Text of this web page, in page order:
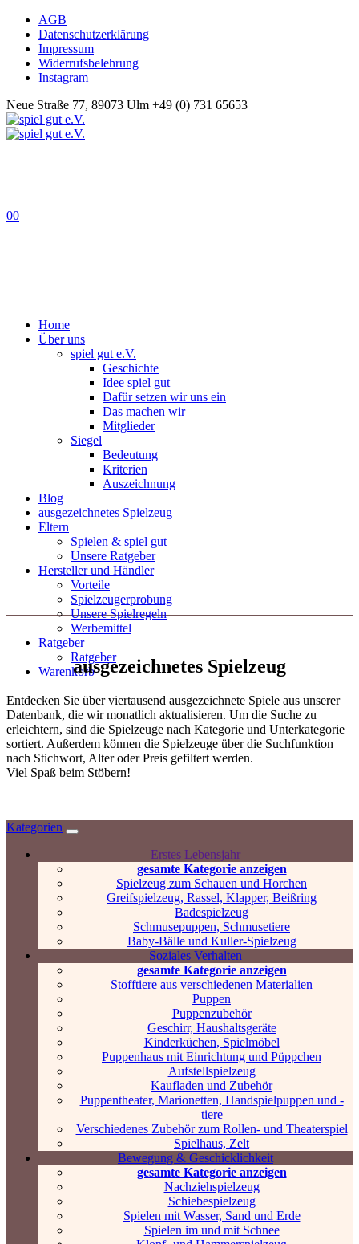
AGB
Datenschutzerklärung
Impressum
Widerrufsbelehrung
Instagram
Neue Straße 77, 89073 Ulm +49 (0) 731 65653
00
Home
Über uns
spiel gut e.V.
Geschichte
Idee spiel gut
Dafür setzen wir uns ein
Das machen wir
Mitglieder
Siegel
Bedeutung
Kriterien
Auszeichnung
Blog
ausgezeichnetes Spielzeug
Eltern
Spielen & spiel gut
Unsere Ratgeber
Hersteller und Händler
Vorteile
Spielzeugerprobung
Unsere Spielregeln
Werbemittel
Ratgeber
Ratgeber
Warenkorbausgezeichnetes Spielzeug
Entdecken Sie über viertausend ausgezeichnete Spiele aus unserer
Datenbank, die wir monatlich aktualisieren. Um die Suche zu
erleichtern, sind die Spielzeuge nach Kategorie und Unterkategorie
sortiert. Außerdem können die Spielzeuge über die Suchfunktion
nach Stichwort, Alter oder Preis gefiltert werden.
Viel Spaß beim Stöbern!
Kategorien
Erstes Lebensjahr
gesamte Kategorie anzeigen
Spielzeug zum Schauen und Horchen
Greifspielzeug, Rassel, Klapper, Beißring
Badespielzeug
Schmusepuppen, Schmusetiere
Baby-Bälle und Kuller-Spielzeug
Soziales Verhalten
gesamte Kategorie anzeigen
Stofftiere aus verschiedenen Materialien
Puppen
Puppenzubehör
Geschirr, Haushaltsgeräte
Kinderküchen, Spielmöbel
Puppenhaus mit Einrichtung und Püppchen
Aufstellspielzeug
Kaufladen und Zubehör
Puppentheater, Marionetten, Handspielpuppen und -
tiere
Verschiedenes Zubehör zum Rollen- und Theaterspiel
Spielhaus, Zelt
Bewegung & Geschicklichkeit
gesamte Kategorie anzeigen
Nachziehspielzeug
Schiebespielzeug
Spielen mit Wasser, Sand und Erde
Spielen im und mit Schnee